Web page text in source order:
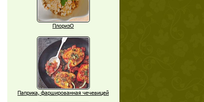
ПлоризО
Паприка, фаршированная чечевицей